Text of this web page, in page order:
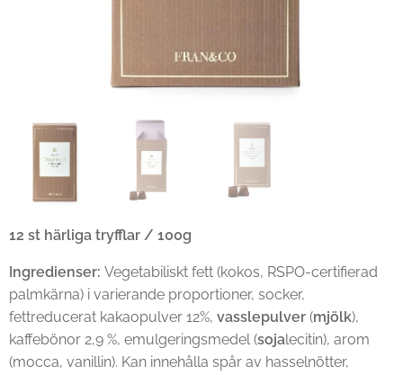
12 st härliga tryfflar / 100g
Ingredienser: Vegetabiliskt fett (kokos, RSPO-certifierad
palmkärna) i varierande proportioner, socker,
fettreducerat kakaopulver 12%, vasslepulver (mjölk),
kaffebönor 2,9 %, emulgeringsmedel (sojalecitin), arom
(mocca, vanillin). Kan innehålla spår av hasselnötter,